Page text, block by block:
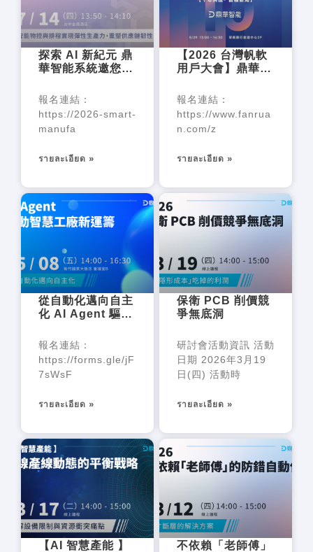
探索 AI 新紀元 鼎
華智能系統邀您共
廠論壇】
報名連結：
https://2026-smart-
manufa
รายละเอียด »
【2026 台灣帆軟
用戶大會】鼎華用
造競爭力
報名連結：
https://www.fanrua
n.com/z
รายละเอียด »
從自動化邁向自主
化 AI Agent 驅動
研討會
報名連結：
https://forms.gle/jF
7sWsF
รายละเอียด »
保衛 PCB 削價競
爭無底洞
研討會活動資訊 活動
日期 2026年3月19
日(四) 活動時
รายละเอียด »
【AI 智慧產能 】
不依賴「老師傅」